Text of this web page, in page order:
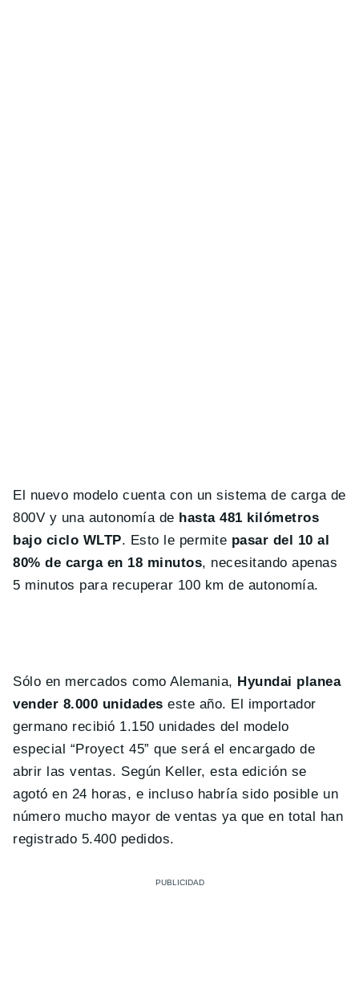
El nuevo modelo cuenta con un sistema de carga de
800V y una autonomía de hasta 481 kilómetros
bajo ciclo WLTP. Esto le permite pasar del 10 al
80% de carga en 18 minutos, necesitando apenas
5 minutos para recuperar 100 km de autonomía.
Sólo en mercados como Alemania, Hyundai planea
vender 8.000 unidades este año. El importador
germano recibió 1.150 unidades del modelo
especial “Proyect 45” que será el encargado de
abrir las ventas. Según Keller, esta edición se
agotó en 24 horas, e incluso habría sido posible un
número mucho mayor de ventas ya que en total han
registrado 5.400 pedidos.